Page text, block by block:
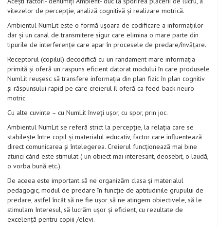
vitezelor de percepție, analiză cognitivă și realizare motrică.
Ambientul NumLit este o formă ușoara de codificare a informațiilor
dar și un canal de transmitere sigur care elimina o mare parte din
tipurile de interferențe care apar în procesele de predare/învățare.
Receptorul (copilul) decodifică cu un randament mare informația
primită și oferă un raspuns eficient datorat modului în care produsele
NumLit reușesc să transfere informația din plan fizic în plan cognitiv
și răspunsului rapid pe care creierul îl oferă ca feed-back neuro-
motric.
Cu alte cuvinte – cu NumLit înveți ușor, cu spor, prin joc.
Ambientul NumLit se referă strict la percepție, la relația care se
stabilește între copil și materialul educativ, factor care influentează
direct comunicarea și întelegerea. Creierul funcționează mai bine
atunci când este stimulat ( un obiect mai interesant, deosebit, o laudă,
o vorba bună etc.).
De aceea este important să ne organizăm clasa și materialul
pedagogic, modul de predare în funcție de aptitudinile grupului de
predare, astfel încât să ne fie ușor să ne atingem obiectivele, să le
stimulam Interesul, să lucrăm ușor și eficient, cu rezultate de
excelență pentru copiii /elevi.